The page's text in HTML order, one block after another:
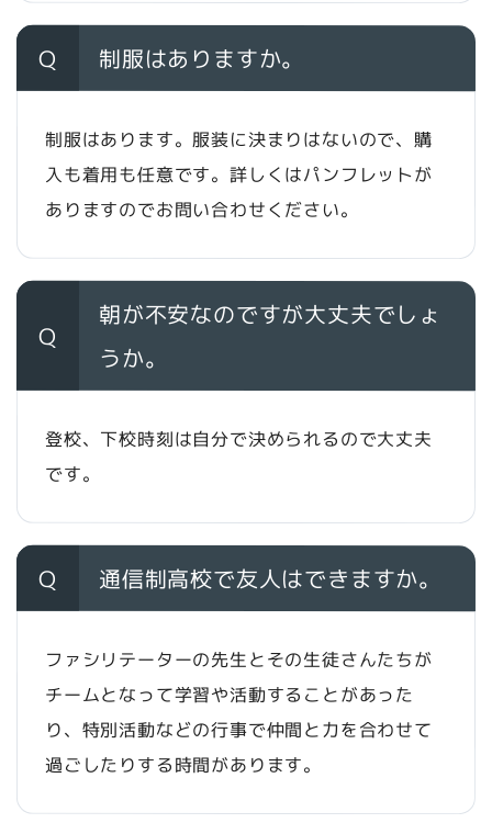
Q 制服はありますか。
制服はあります。服装に決まりはないので、購
入も着用も任意です。詳しくはパンフレットが
ありますのでお問い合わせください。
Q
朝が不安なのですが大丈夫でしょ
うか。
登校、下校時刻は自分で決められるので大丈夫
です。
Q 通信制高校で友人はできますか。
ファシリテーターの先生とその生徒さんたちが
チームとなって学習や活動することがあった
り、特別活動などの行事で仲間と力を合わせて
過ごしたりする時間があります。